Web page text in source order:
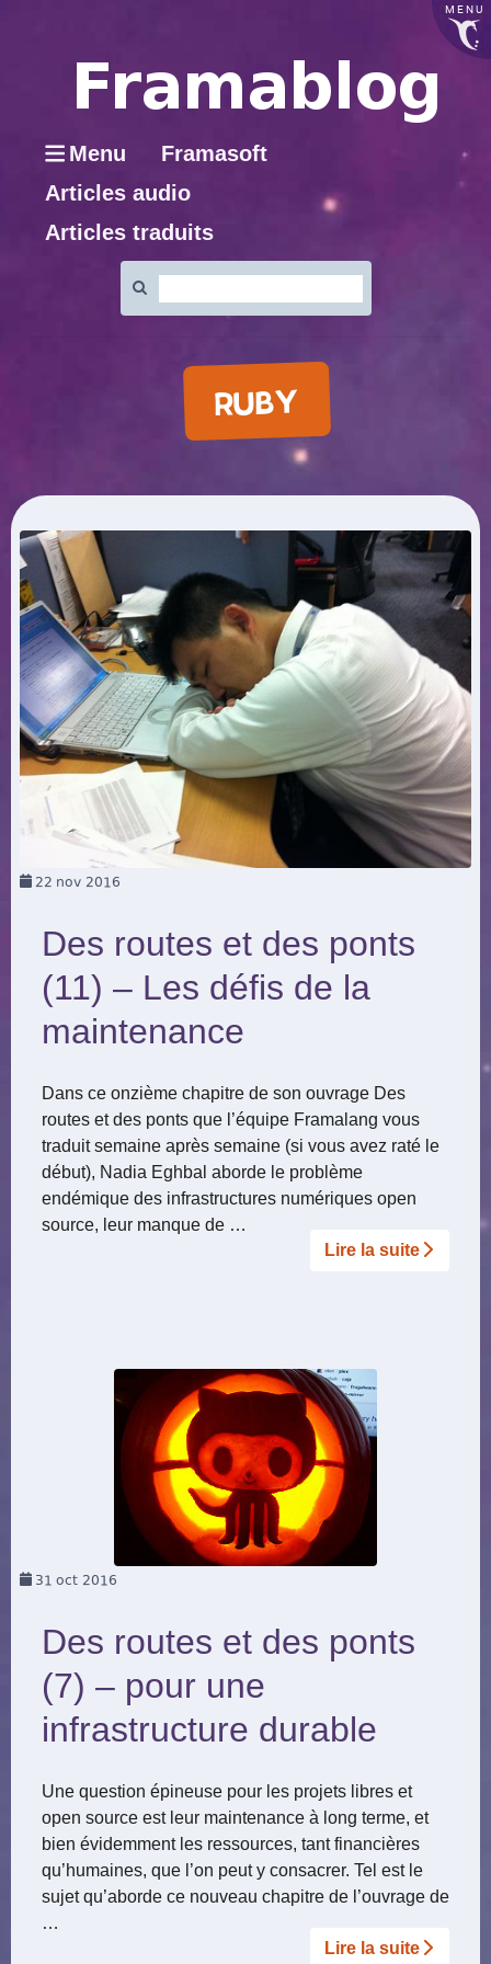
MENU
Menu
Framasoft
Articles audio
Articles traduits
:
RUBY
22 nov 2016
Des routes et des ponts
(11) – Les défis de la
maintenance
Dans ce onzième chapitre de son ouvrage Des
routes et des ponts que l’équipe Framalang vous
traduit semaine après semaine (si vous avez raté le
début), Nadia Eghbal aborde le problème
endémique des infrastructures numériques open
source, leur manque de …
Lire la suite­­
31 oct 2016
Des routes et des ponts
(7) – pour une
infrastructure durable
Une question épineuse pour les projets libres et
open source est leur maintenance à long terme, et
bien évidemment les ressources, tant financières
qu’humaines, que l’on peut y consacrer. Tel est le
sujet qu’aborde ce nouveau chapitre de l’ouvrage de
…
Lire la suite­­